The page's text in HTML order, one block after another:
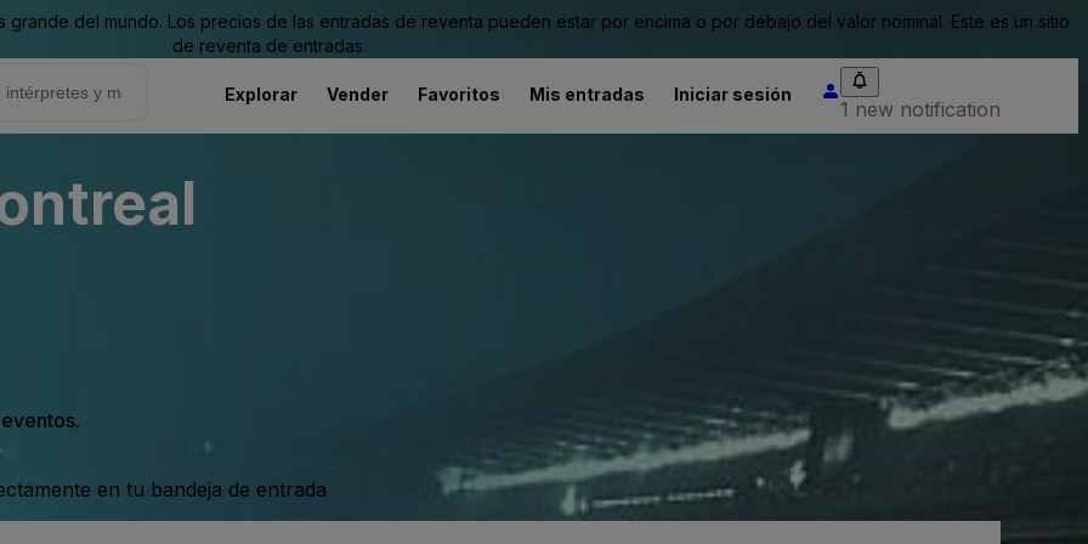
del mundo. Los precios de las entradas de reventa pueden estar por encima o por debajo del valor nominal. Este es un sitio
de reventa de entradas.
Explorar Vender Favoritos Mis entradas Iniciar sesión
1 new notification
en tu bandeja de entrada